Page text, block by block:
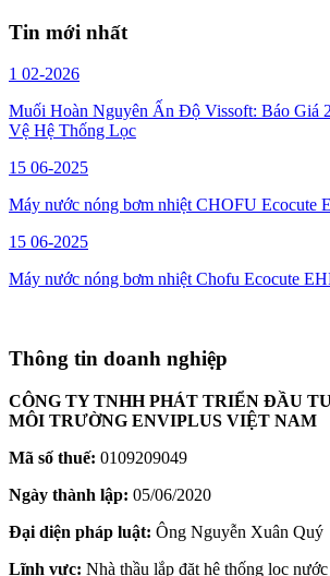
Tin mới nhất
1 02-2026
Muối Hoàn Nguyên Ấn Độ Vissoft: Báo Giá
Vệ Hệ Thống Lọc
15 06-2025
Máy nước nóng bơm nhiệt CHOFU Ecocute
15 06-2025
Máy nước nóng bơm nhiệt Chofu Ecocute
Thông tin doanh nghiệp
CÔNG TY TNHH PHÁT TRIỂN ĐẦU
MÔI TRƯỜNG ENVIPLUS VIỆT NAM
Mã số thuế: 0109209049
Ngày thành lập: 05/06/2020
Đại diện pháp luật: Ông Nguyễn Xuân Quý
Lĩnh vực: Nhà thầu lắp đặt hệ thống lọc